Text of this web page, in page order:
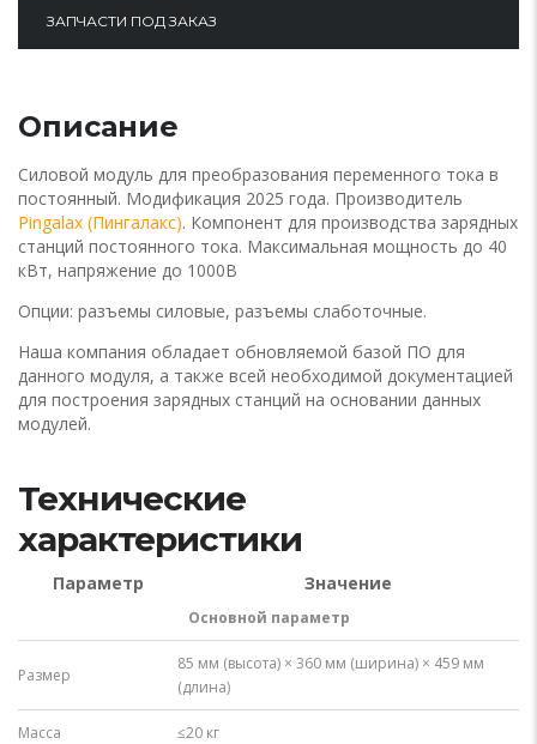
ЗАПЧАСТИ ПОД ЗАКАЗ
Описание
Силовой модуль для преобразования переменного тока в
постоянный. Модификация 2025 года. Производитель
Pingalax (Пингалакс). Компонент для производства зарядных
станций постоянного тока. Максимальная мощность до 40
кВт, напряжение до 1000В
Опции: разъемы силовые, разъемы слаботочные.
Наша компания обладает обновляемой базой ПО для
данного модуля, а также всей необходимой документацией
для построения зарядных станций на основании данных
модулей.
Технические
характеристики
Параметр Значение
Основной параметр
Размер
85 мм (высота) × 360 мм (ширина) × 459 мм
(длина)
Масса ≤20 кг